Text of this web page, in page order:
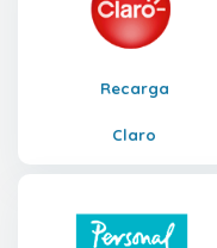
Recarga
Claro